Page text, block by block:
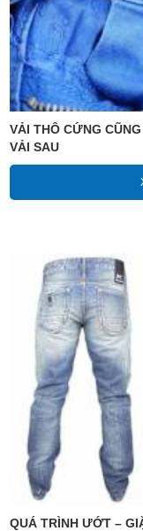
VẢI THÔ CỨNG
VẢI SAU
QUÁ TRÌNH ƯỚT –